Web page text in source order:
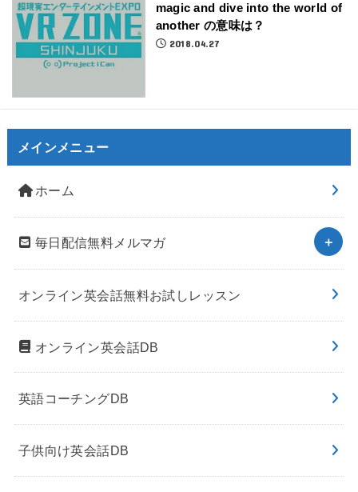
magic and dive into the world of
another の意味は？
2018.04.27
メインメニュー
ホーム
毎日配信無料メルマガ
オンライン英会話無料お試しレッスン
オンライン英会話DB
英語コーチングDB
子供向け英会話DB